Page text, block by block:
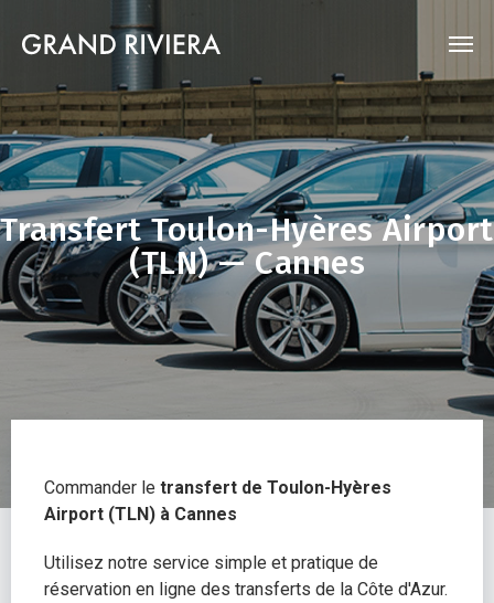
Transfert Toulon-Hyères Airport
(TLN) — Cannes
Commander le transfert de Toulon-Hyères
Airport (TLN) à Cannes
Utilisez notre service simple et pratique de
réservation en ligne des transferts de la Côte d'Azur.